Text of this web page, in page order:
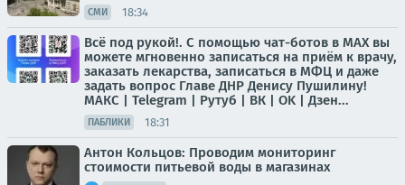
СМИ 18:34
Всё под рукой!. С помощью чат-ботов в МАХ вы
можете мгновенно записаться на приём к врачу,
заказать лекарства, записаться в МФЦ и даже
задать вопрос Главе ДНР Денису Пушилину!
МАКС | Telegram | Рутуб | ВК | OK | Дзен...
ПАБЛИКИ 18:31
Антон Кольцов: Проводим мониторинг
стоимости питьевой воды в магазинах